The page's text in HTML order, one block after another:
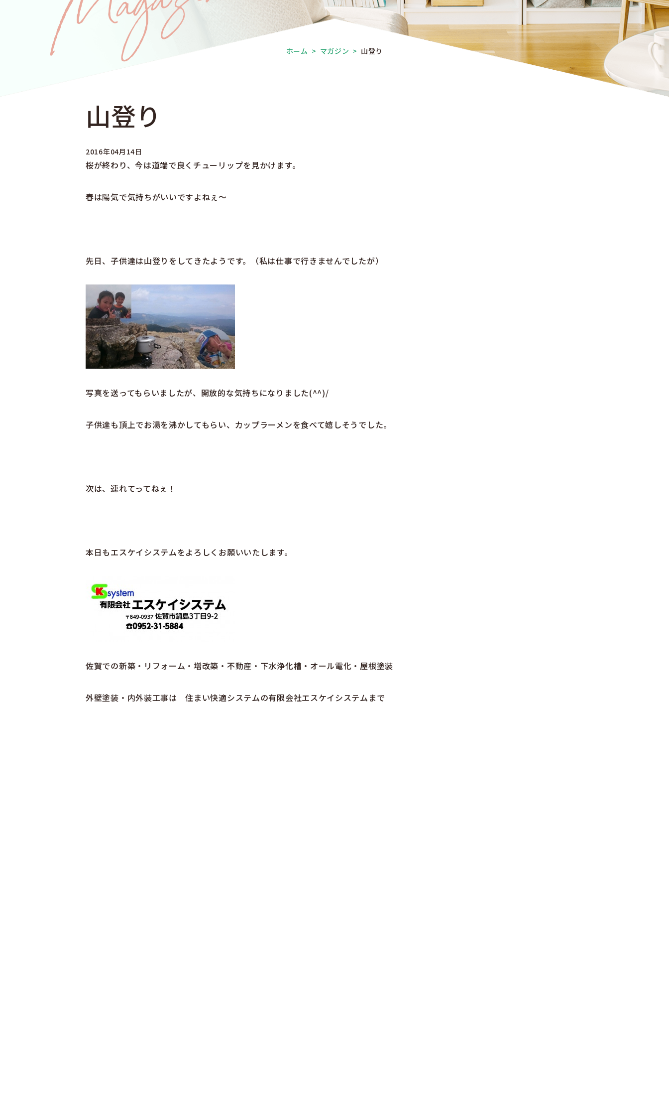
ホーム > マガジン > 山登り
山登り
2016年04月14日
桜が終わり、今は道端で良くチューリップを見かけます。
春は陽気で気持ちがいいですよねぇ～
先日、子供達は山登りをしてきたようです。（私は仕事で行きませんでしたが）
写真を送ってもらいましたが、開放的な気持ちになりました(^^)/
子供達も頂上でお湯を沸かしてもらい、カップラーメンを食べて嬉しそうでした。
次は、連れてってねぇ！
本日もエスケイシステムをよろしくお願いいたします。
佐賀での新築・リフォーム・増改築・不動産・下水浄化槽・オール電化・屋根塗装
外壁塗装・内外装工事は 住まい快適システムの有限会社エスケイシステムまで